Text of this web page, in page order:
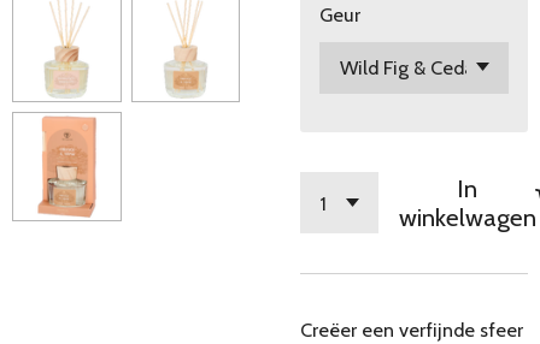
Geur
In
winkelwagen
Creëer een verfijnde sfeer